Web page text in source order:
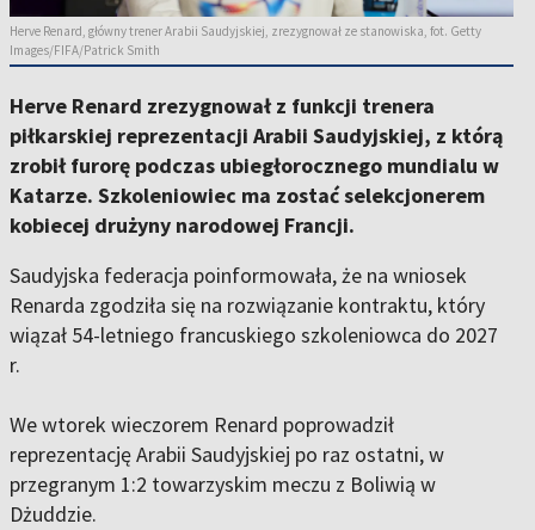
Herve Renard, główny trener Arabii Saudyjskiej, zrezygnował ze stanowiska, fot. Getty
Images/FIFA/Patrick Smith
Herve Renard zrezygnował z funkcji trenera
piłkarskiej reprezentacji Arabii Saudyjskiej, z którą
zrobił furorę podczas ubiegłorocznego mundialu w
Katarze. Szkoleniowiec ma zostać selekcjonerem
kobiecej drużyny narodowej Francji.
Saudyjska federacja poinformowała, że na wniosek
Renarda zgodziła się na rozwiązanie kontraktu, który
wiązał 54-letniego francuskiego szkoleniowca do 2027
r.
We wtorek wieczorem Renard poprowadził
reprezentację Arabii Saudyjskiej po raz ostatni, w
przegranym 1:2 towarzyskim meczu z Boliwią w
Dżuddzie.